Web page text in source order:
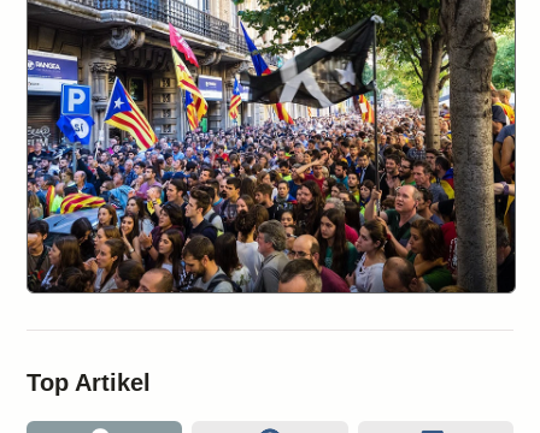
Top Artikel